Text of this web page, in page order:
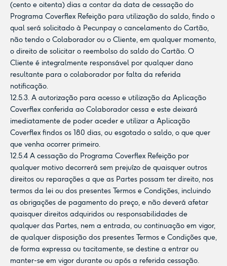
(cento e oitenta) dias a contar da data de cessação do
Programa Coverflex Refeição para utilização do saldo, findo o
qual será solicitado à Pecunpay o cancelamento do Cartão,
não tendo o Colaborador ou o Cliente, em qualquer momento,
o direito de solicitar o reembolso do saldo do Cartão. O
Cliente é integralmente responsável por qualquer dano
resultante para o colaborador por falta da referida
notificação.
12.5.3. A autorização para acesso e utilização da Aplicação
Coverflex conferida ao Colaborador cessa e este deixará
imediatamente de poder aceder e utilizar a Aplicação
Coverflex findos os 180 dias, ou esgotado o saldo, o que quer
que venha ocorrer primeiro.
12.5.4 A cessação do Programa Coverflex Refeição por
qualquer motivo decorrerá sem prejuízo de quaisquer outros
direitos ou reparações a que as Partes possam ter direito, nos
termos da lei ou dos presentes Termos e Condições, incluindo
as obrigações de pagamento do preço, e não deverá afetar
quaisquer direitos adquiridos ou responsabilidades de
qualquer das Partes, nem a entrada, ou continuação em vigor,
de qualquer disposição dos presentes Termos e Condições que,
de forma expressa ou tacitamente, se destine a entrar ou
manter-se em vigor durante ou após a referida cessação.